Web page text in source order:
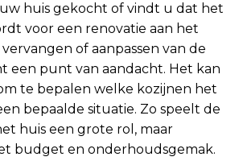
huis gekocht of vindt u dat het
voor een renovatie aan het
vervangen of aanpassen van de
een punt van aandacht. Het kan
te bepalen welke kozijnen het
bepaalde situatie. Zo speelt de
huis een grote rol, maar
budget en onderhoudsgemak.